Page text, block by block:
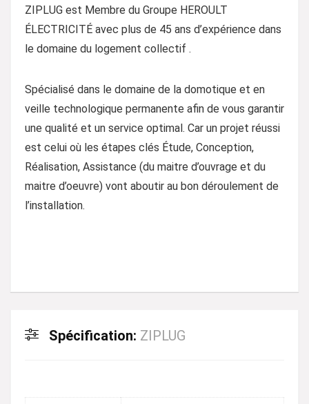
ZIPLUG est Membre du Groupe HEROULT
ÉLECTRICITÉ avec plus de 45 ans d’expérience dans
le domaine du logement collectif .
Spécialisé dans le domaine de la domotique et en
veille technologique permanente afin de vous garantir
une qualité et un service optimal. Car un projet réussi
est celui où les étapes clés Étude, Conception,
Réalisation, Assistance (du maitre d’ouvrage et du
maitre d’oeuvre) vont aboutir au bon déroulement de
l’installation.
Spécification: ZIPLUG